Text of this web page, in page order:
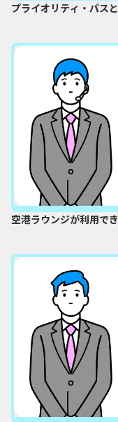
プライオリティ・パス
空港ラウンジが利用で